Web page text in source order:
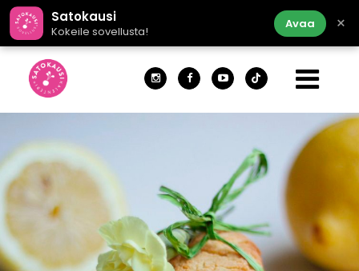
Satokausi
Kokeile sovellusta!
Avaa ×